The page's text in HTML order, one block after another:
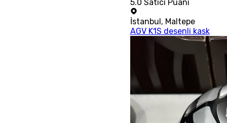
5.0 Satıcı Puanı
İstanbul, Maltepe
AGV K1S desenli kask